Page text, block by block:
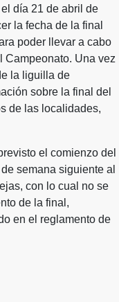
día 21 de abril de
la fecha de la final
poder llevar a cabo
Campeonato. Una vez
la liguilla de
sobre la final del
de las localidades,
el comienzo del
semana siguiente al
con lo cual no se
de la final,
en el reglamento de